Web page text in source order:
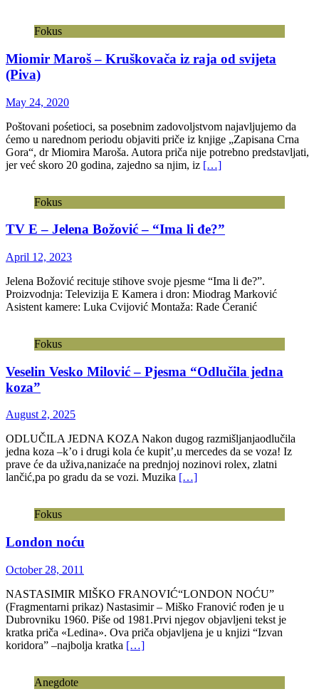
Fokus
Miomir Maroš – Kruškovača iz raja od svijeta
(Piva)
May 24, 2020
Poštovani pośetioci, sa posebnim zadovoljstvom najavljujemo da
ćemo u narednom periodu objaviti priče iz knjige „Zapisana Crna
Gora“, dr Miomira Maroša. Autora priča nije potrebno predstavljati,
jer već skoro 20 godina, zajedno sa njim, iz […]
Fokus
TV E – Jelena Božović – “Ima li đe?”
April 12, 2023
Jelena Božović recituje stihove svoje pjesme “Ima li đe?”.
Proizvodnja: Televizija E Kamera i dron: Miodrag Marković
Asistent kamere: Luka Cvijović Montaža: Rade Ćeranić
Fokus
Veselin Vesko Milović – Pjesma “Odlučila jedna
koza”
August 2, 2025
ODLUČILA JEDNA KOZA Nakon dugog razmišljanjaodlučila
jedna koza –k’o i drugi kola će kupit’,u mercedes da se voza! Iz
prave će da uživa,nanizaće na prednjoj nozinovi rolex, zlatni
lančić,pa po gradu da se vozi. Muzika […]
Fokus
London noću
October 28, 2011
NASTASIMIR MIŠKO FRANOVIĆ“LONDON NOĆU”
(Fragmentarni prikaz) Nastasimir – Miško Franović rođen je u
Dubrovniku 1960. Piše od 1981.Prvi njegov objavljeni tekst je
kratka priča «Ledina». Ova priča objavljena je u knjizi “Izvan
koridora” –najbolja kratka […]
Anegdote